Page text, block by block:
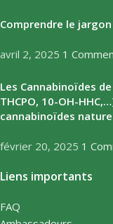
Comprendre le
avril 2, 2025 1
Les Cannabinoïdes
THCPO, 10-OH-
cannabinoïdes
février 20, 2025 1
Liens importants
FAQ